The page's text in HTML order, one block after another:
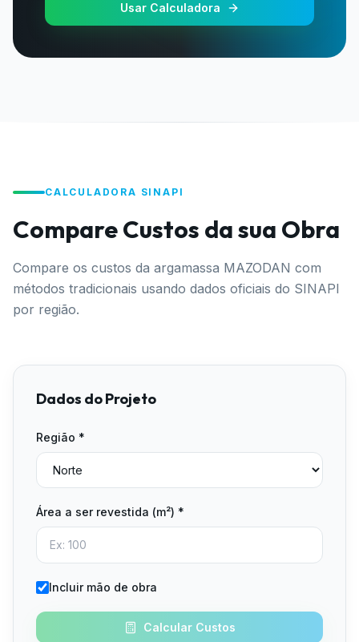
Usar Calculadora
CALCULADORA SINAPI
Compare Custos da sua Obra
Compare os custos da argamassa MAZODAN com
métodos tradicionais usando dados oficiais do SINAPI
por região.
Dados do Projeto
Região *
Área a ser revestida (m²) *
Incluir mão de obra
Calcular Custos